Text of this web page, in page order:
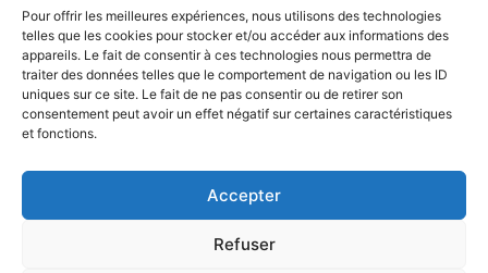
Pour offrir les meilleures expériences, nous utilisons des technologies
telles que les cookies pour stocker et/ou accéder aux informations des
appareils. Le fait de consentir à ces technologies nous permettra de
traiter des données telles que le comportement de navigation ou les ID
uniques sur ce site. Le fait de ne pas consentir ou de retirer son
consentement peut avoir un effet négatif sur certaines caractéristiques
et fonctions.
Accepter
Refuser
Contact
02 51 30 31 09
Devis gratuit
© Atlantic décor 2025 – Réalisation